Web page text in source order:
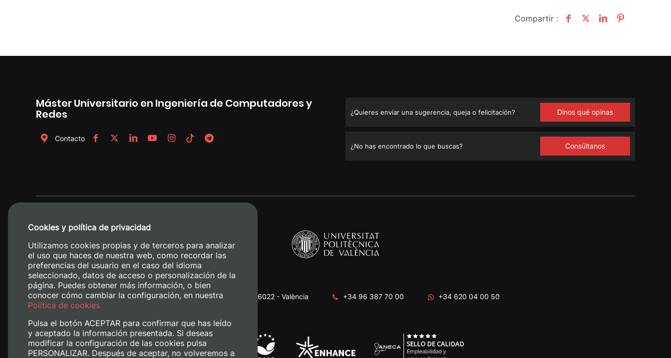
Compartir :
Máster Universitario en Ingeniería de Computadores y
Redes
Contacto
¿Quieres enviar una sugerencia, queja o felicitación? Dinos qué opinas
¿No has encontrado lo que buscas? Consúltanos
Camino de Vera, s/n. 46022 - València +34 96 387 70 00 +34 620 04 00 50
Cookies y política de privacidad
Utilizamos cookies propias y de terceros para analizar
el uso que haces de nuestra web, como recordar las
preferencias del usuario en el caso del idioma
seleccionado, datos de acceso o personalización de la
página. Puedes obtener más información, o bien
conocer cómo cambiar la configuración, en nuestra
Política de cookies
Pulsa el botón ACEPTAR para confirmar que has leído
y aceptado la información presentada. Si deseas
modificar la configuración de las cookies pulsa
PERSONALIZAR. Después de aceptar, no volveremos a